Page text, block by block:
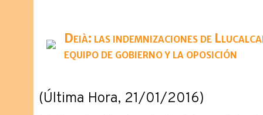
Deià: las indemnizaciones de
equipo de gobierno y la oposición
(Última Hora, 21/01/2016)